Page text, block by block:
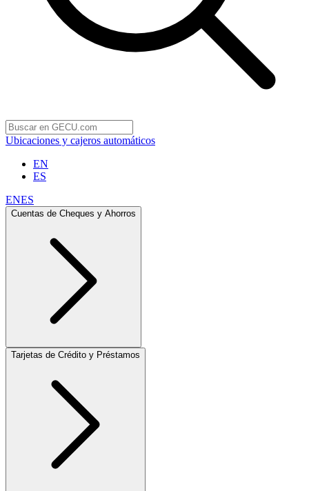
Ubicaciones y cajeros automáticos
EN
ES
ENES
Cuentas de Cheques y Ahorros
Tarjetas de Crédito y Préstamos